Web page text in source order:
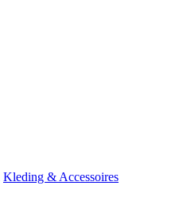
Kleding & Accessoires